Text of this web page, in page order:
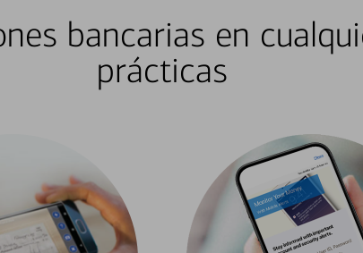
bancarias en
prácticas